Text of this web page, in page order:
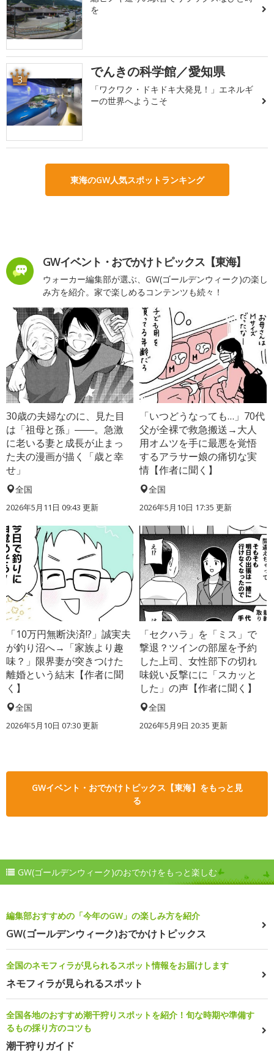
を
3 でんきの科学館／愛知県
「ワクワク・ドキドキ大発見！」エネルギ
ーの世界へようこそ
東海のGW人気スポットランキング
GWイベント・おでかけトピックス【東海】
ウォーカー編集部が選ぶ、GW(ゴールデンウィーク)の楽し
み方を紹介。家で楽しめるコンテンツも続々！
30歳の夫婦なのに、見た目
は「祖母と孫」――。急激
に老いる妻と成長が止まっ
た夫の漫画が描く「歳と幸
せ」
全国
2026年5月11日 09:43 更新
「いつどうなっても…」70代
父が全裸で救急搬送→大人
用オムツを手に最悪を覚悟
するアラサー娘の痛切な実
情【作者に聞く】
全国
2026年5月10日 17:35 更新
「10万円無断決済!?」誠実夫
が釣り沼へ→「家族より趣
味？」限界妻が突きつけた
離婚という結末【作者に聞
く】
全国
2026年5月10日 07:30 更新
「セクハラ」を「ミス」で
撃退？ツインの部屋を予約
した上司、女性部下の切れ
味鋭い反撃にに「スカッと
した」の声【作者に聞く】
全国
2026年5月9日 20:35 更新
GWイベント・おでかけトピックス【東海】をもっと見
る
GW(ゴールデンウィーク)のおでかけをもっと楽しむ
編集部おすすめの「今年のGW」の楽しみ方を紹介
GW(ゴールデンウィーク)おでかけトピックス
全国のネモフィラが見られるスポット情報をお届けします
ネモフィラが見られるスポット
全国各地のおすすめ潮干狩りスポットを紹介！旬な時期や準備す
るもの採り方のコツも
潮干狩りガイド